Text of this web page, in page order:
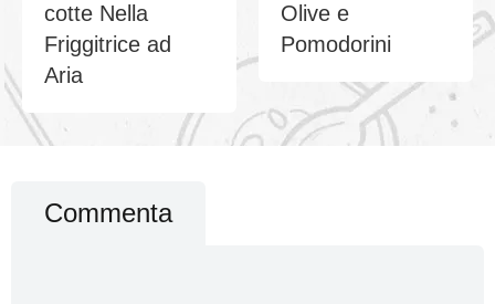
cotte Nella
Friggitrice ad
Aria
Olive e
Pomodorini
Commenta